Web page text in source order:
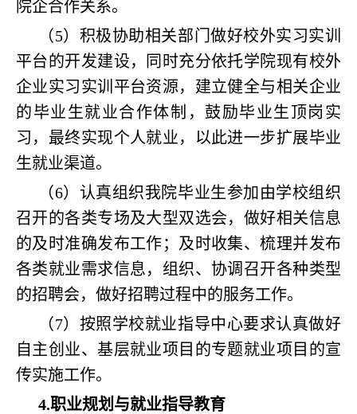
院企合作关系。
（5）积极协助相关部门做好校外实习实训
平台的开发建设，同时充分依托学院现有校外
企业实习实训平台资源，建立健全与相关企业
的毕业生就业合作体制，鼓励毕业生顶岗实
习，最终实现个人就业，以此进一步扩展毕业
生就业渠道。
（6）认真组织我院毕业生参加由学校组织
召开的各类专场及大型双选会，做好相关信息
的及时准确发布工作；及时收集、梳理并发布
各类就业需求信息，组织、协调召开各种类型
的招聘会，做好招聘过程中的服务工作。
（7）按照学校就业指导中心要求认真做好
自主创业、基层就业项目的专题就业项目的宣
传实施工作。
4.职业规划与就业指导教育